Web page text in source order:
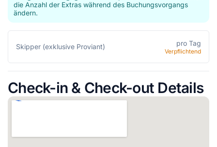
die Anzahl der Extras während des Buchungsvorgangs
ändern.
Skipper (exklusive Proviant) pro Tag
Verpflichtend
Check-in & Check-out Details